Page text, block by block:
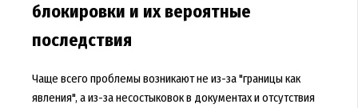
блокировки и их вероятные
последствия
Чаще всего проблемы возникают не из-за "границы как
явления", а из-за несостыковок в документах и отсутствия